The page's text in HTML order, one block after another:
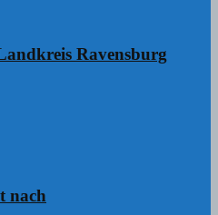
Ravensburg
nach